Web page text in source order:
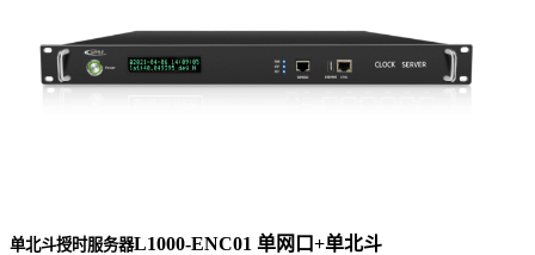
单北斗授时服务器L1000-ENC01 单网口+单北斗